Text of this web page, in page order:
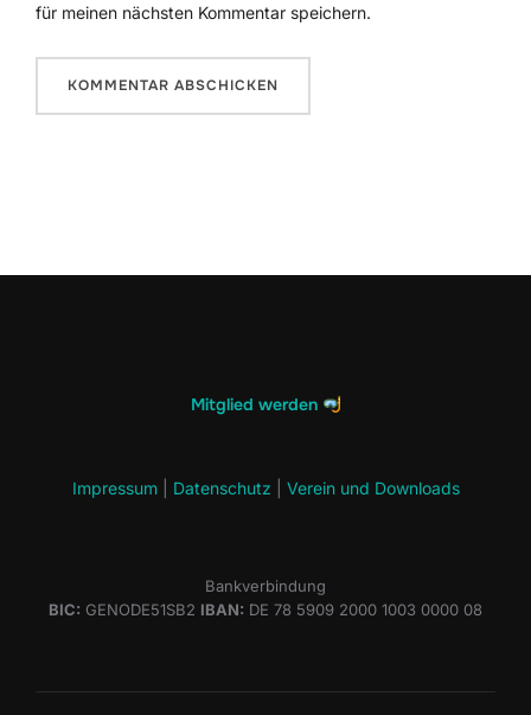
für meinen nächsten Kommentar speichern.
Mitglied werden
Impressum| Datenschutz Verein und Downloads
Bankverbindung
BIC: GENODE51SB2 IBAN: DE 78 5909 2000 1003 0000 08